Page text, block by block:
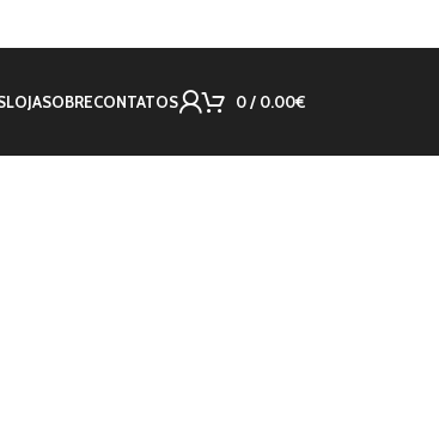
LOJASOBRECONTATOS 0/ 0.00€